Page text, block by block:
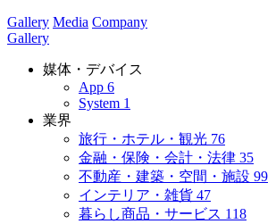
Gallery Media Company
Gallery
媒体・デバイス
App 6
System 1
業界
旅行・ホテル・観光 76
金融・保険・会計・法律 35
不動産・建築・空間・施設 99
インテリア・雑貨 47
暮らし商品・サービス 118